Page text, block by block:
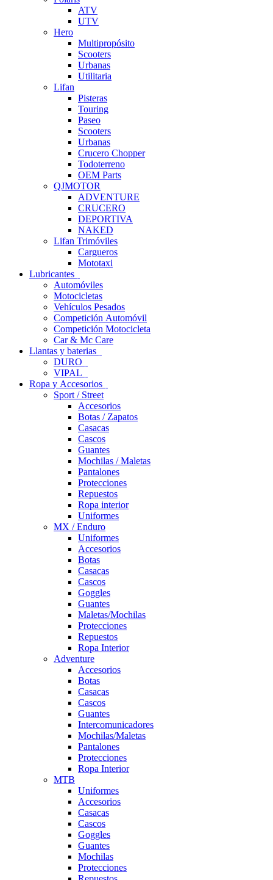
ATV
UTV
Hero
Multipropósito
Scooters
Urbanas
Utilitaria
Lifan
Pisteras
Touring
Paseo
Scooters
Urbanas
Crucero Chopper
Todoterreno
OEM Parts
QJMOTOR
ADVENTURE
CRUCERO
DEPORTIVA
NAKED
Lifan Trimóviles
Cargueros
Mototaxi
Lubricantes
Automóviles
Motocicletas
Vehículos Pesados
Competición Automóvil
Competición Motocicleta
Car & Mc Care
Llantas y baterias
DURO
VIPAL
Ropa y Accesorios
Sport / Street
Accesorios
Botas / Zapatos
Casacas
Cascos
Guantes
Mochilas / Maletas
Pantalones
Protecciones
Repuestos
Ropa interior
Uniformes
MX / Enduro
Uniformes
Accesorios
Botas
Casacas
Cascos
Goggles
Guantes
Maletas/Mochilas
Protecciones
Repuestos
Ropa Interior
Adventure
Accesorios
Botas
Casacas
Cascos
Guantes
Intercomunicadores
Mochilas/Maletas
Pantalones
Protecciones
Ropa Interior
MTB
Uniformes
Accesorios
Casacas
Cascos
Goggles
Guantes
Mochilas
Protecciones